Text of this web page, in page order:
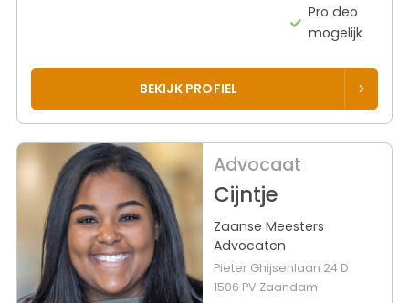
Pro deo
mogelijk
BEKIJK PROFIEL
Advocaat
Cijntje
Zaanse Meesters
Advocaten
Pieter Ghijsenlaan 24 D
1506 PV Zaandam